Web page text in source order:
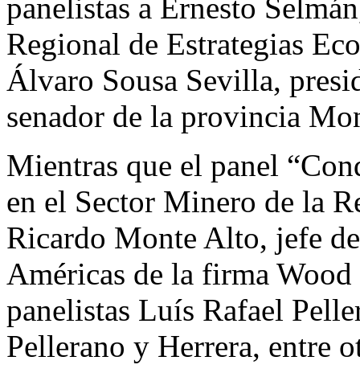
panelistas a Ernesto
Regional de Estrategias
Álvaro Sousa Sevilla,
senador de la provincia
Mientras que el panel
en el Sector Minero de la
Ricardo Monte Alto, jefe
Américas de la firma
panelistas Luís Rafael
Pellerano y Herrera, entre